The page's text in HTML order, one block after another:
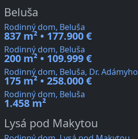
Beluša
Rodinný dom, Beluša
837 m² • 177.900 €
Rodinný dom, Beluša
200 m² • 109.999 €
Rodinný dom, Beluša, Dr. Adámyho
175 m² • 258.000 €
Rodinný dom, Beluša
1.458 m²
Lysá pod Makytou